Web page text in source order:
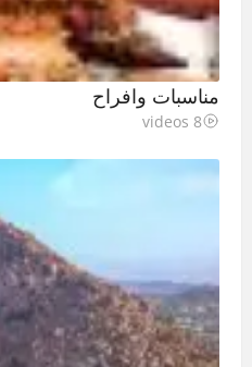
مناسبات وافراح
8 videos